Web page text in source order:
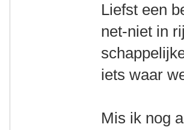
Liefst een
net-niet in
iets waar
Mis ik nog